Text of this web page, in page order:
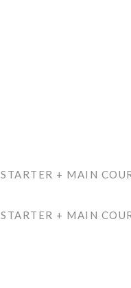
STARTER + MAIN
STARTER + MAIN